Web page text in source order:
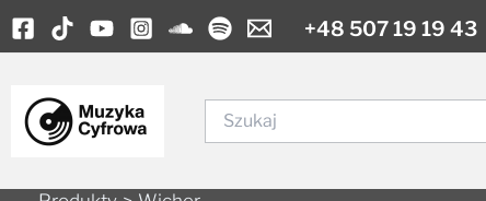
Skip
to
+48 507 19 19 43